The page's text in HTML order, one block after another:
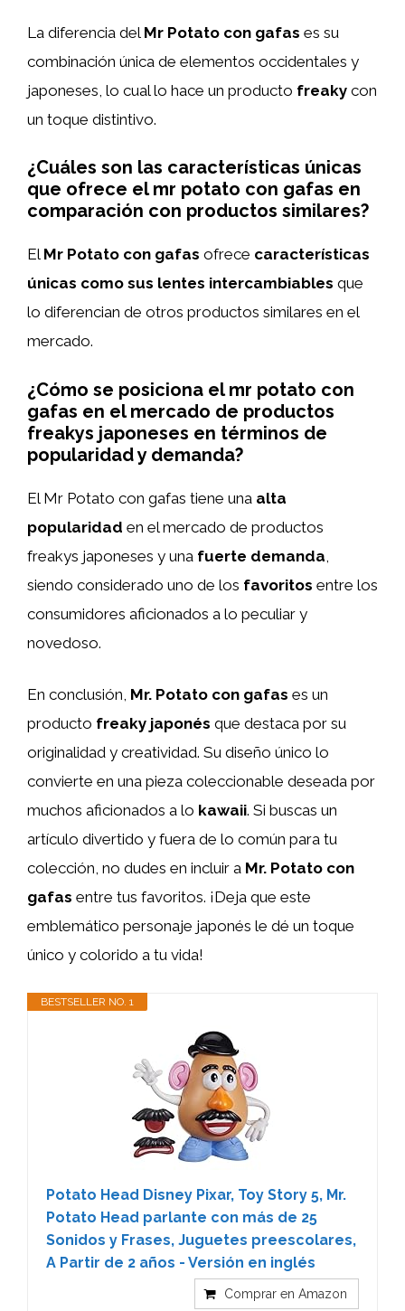
La diferencia del Mr Potato con gafas es su
combinación única de elementos occidentales y
japoneses, lo cual lo hace un producto freaky con
un toque distintivo.
¿Cuáles son las características únicas
que ofrece el mr potato con gafas en
comparación con productos similares?
El Mr Potato con gafas ofrece características
únicas como sus lentes intercambiables que
lo diferencian de otros productos similares en el
mercado.
¿Cómo se posiciona el mr potato con
gafas en el mercado de productos
freakys japoneses en términos de
popularidad y demanda?
El Mr Potato con gafas tiene una alta
popularidad en el mercado de productos
freakys japoneses y una fuerte demanda
siendo considerado uno de los favoritos entre los
consumidores aficionados a lo peculiar y
novedoso.
En conclusión, Mr. Potato con gafas es un
producto freaky japonés que destaca por su
originalidad y creatividad. Su diseño único lo
convierte en una pieza coleccionable deseada por
muchos aficionados a lo kawaii. Si buscas un
artículo divertido y fuera de lo común para tu
colección, no dudes en incluir a Mr. Potato con
gafas entre tus favoritos. ¡Deja que este
emblemático personaje japonés le dé un toque
único y colorido a tu vida!
BESTSELLER NO. 1
Potato Head Disney Pixar, Toy Story 5, Mr.
Potato Head parlante con más de 25
Sonidos y Frases, Juguetes preescolares,
A Partir de 2 años - Versión en inglés
Comprar en Amazon